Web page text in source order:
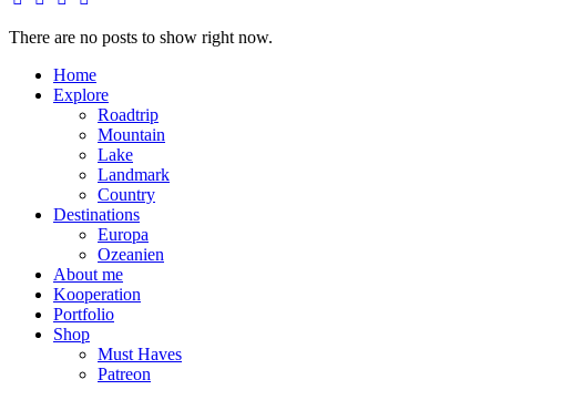
There are no posts to show right now.
Home
Explore
Roadtrip
Mountain
Lake
Landmark
Country
Destinations
Europa
Ozeanien
About me
Kooperation
Portfolio
Shop
Must Haves
Patreon